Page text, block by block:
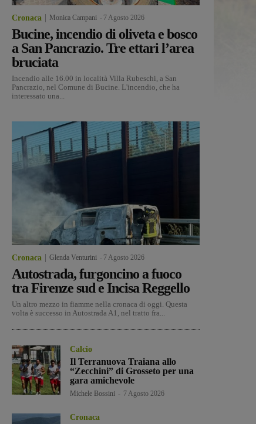
Cronaca Monica Campani 7 Agosto 2026
Bucine, incendio di oliveta e bosco
a San Pancrazio. Tre ettari l’area
bruciata
Incendio alle 16.00 in località Villa Rubeschi, a San
Pancrazio, nel Comune di Bucine. L'incendio, che ha
interessato una...
Cronaca Glenda Venturini 7 Agosto 2026
Autostrada, furgoncino a fuoco
tra Firenze sud e Incisa Reggello
Un altro mezzo in fiamme nella cronaca di oggi. Questa
volta è successo in Autostrada A1, nel tratto fra...
Calcio
Il Terranuova Traiana allo
“Zecchini” di Grosseto per una
gara amichevole
Michele Bossini 7 Agosto 2026
Cronaca